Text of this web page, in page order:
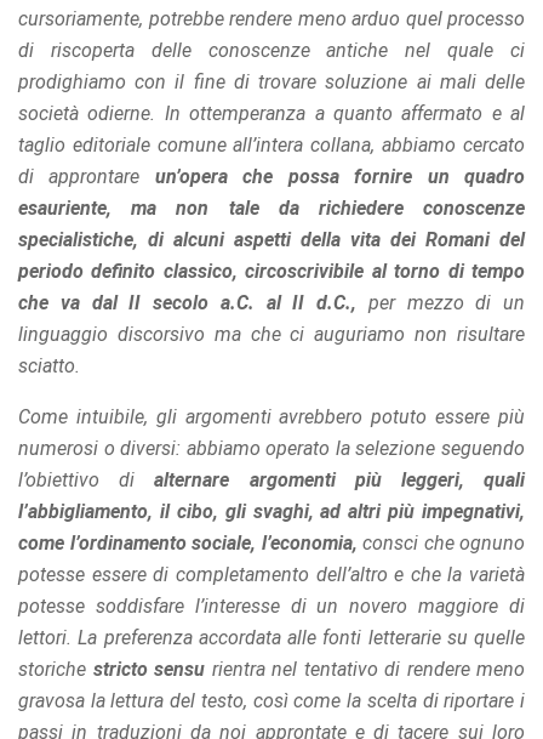
cursoriamente, potrebbe rendere meno arduo quel processo
di riscoperta delle conoscenze antiche nel quale ci
prodighiamo con il fine di trovare soluzione ai mali delle
società odierne. In ottemperanza a quanto affermato e al
taglio editoriale comune all’intera collana, abbiamo cercato
di approntare un’opera che possa fornire un quadro
esauriente, ma non tale da richiedere conoscenze
specialistiche, di alcuni aspetti della vita dei Romani del
periodo definito classico, circoscrivibile al torno di tempo
che va dal II secolo a.C. al II d.C., per mezzo di un
linguaggio discorsivo ma che ci auguriamo non risultare
sciatto.
Come intuibile, gli argomenti avrebbero potuto essere più
numerosi o diversi: abbiamo operato la selezione seguendo
l’obiettivo dialternare argomenti più leggeri, quali
l’abbigliamento, il cibo, gli svaghi, ad altri più impegnativi,
come l’ordinamento sociale, l’economia, consci che ognuno
potesse essere di completamento dell’altro e che la varietà
potesse soddisfare l’interesse di un novero maggiore di
lettori. La preferenza accordata alle fonti letterarie su quelle
storiche stricto sensu rientra nel tentativo di rendere meno
gravosa la lettura del testo, così come la scelta di riportare i
passi in traduzioni da noi approntate e di tacere sui loro